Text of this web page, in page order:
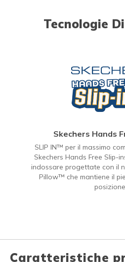
Tecnologie
Skechers Hands
SLIP IN™ per il massimo
Skechers Hands Free Slip-
indossare progettate con il
Pillow™ che mantiene il
Caratteristiche